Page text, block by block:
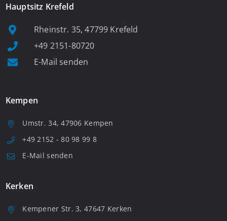
Hauptsitz Krefeld
Rheinstr. 35, 47799 Krefeld
+49 2151-80720
E-Mail senden
Kempen
Umstr. 34, 47906 Kempen
+49 2152 - 80 98 99 8
E-Mail senden
Kerken
Kempener Str. 3, 47647 Kerken